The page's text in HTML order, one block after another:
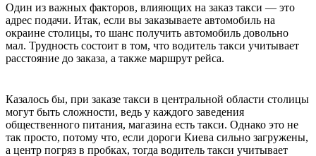
Один из важных факторов, влияющих на заказ такси — это
адрес подачи. Итак, если вы заказываете автомобиль на
окраине столицы, то шанс получить автомобиль довольно
мал. Трудность состоит в том, что водитель такси учитывает
расстояние до заказа, а также маршрут рейса.
Казалось бы, при заказе такси в центральной области столицы
могут быть сложности, ведь у каждого заведения
общественного питания, магазина есть такси. Однако это не
так просто, потому что, если дороги Киева сильно загружены,
а центр погряз в пробках, тогда водитель такси учитывает